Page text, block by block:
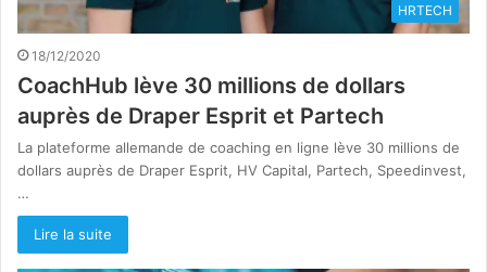
HRTECH
18/12/2020
CoachHub lève 30 millions de dollars
auprès de Draper Esprit et Partech
La plateforme allemande de coaching en ligne lève 30 millions de
dollars auprès de Draper Esprit, HV Capital, Partech, Speedinvest,
…
Lire la suite